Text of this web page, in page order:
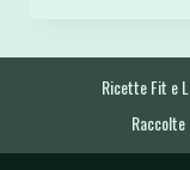
E
Ricette Fit e